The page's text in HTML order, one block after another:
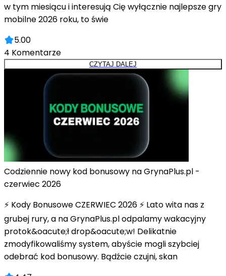
w tym miesiącu i interesują Cię wyłącznie najlepsze gry
mobilne 2026 roku, to świe
5.00
4 Komentarze
CZYTAJ DALEJ
Codziennie nowy kod bonusowy na GrynaPlus.pl -
czerwiec 2026
⚡ Kody Bonusowe CZERWIEC 2026 ⚡ Lato wita nas z
grubej rury, a na GrynaPlus.pl odpalamy wakacyjny
protok&oacute;ł drop&oacute;w! Delikatnie
zmodyfikowaliśmy system, abyście mogli szybciej
odebrać kod bonusowy. Bądźcie czujni, skan